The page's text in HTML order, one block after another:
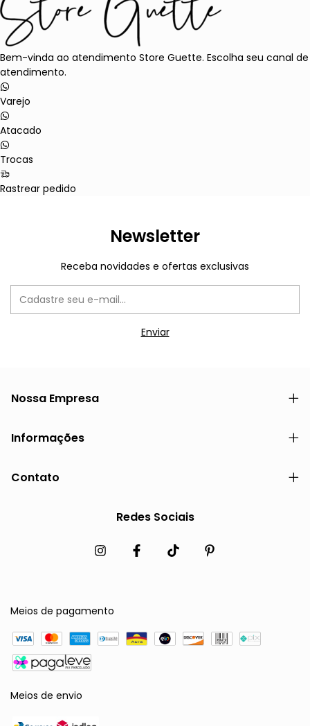
Bem-vinda ao atendimento Store Guette. Escolha seu canal de
atendimento.
Varejo
Atacado
Trocas
Rastrear pedido
Newsletter
Receba novidades e ofertas exclusivas
Nossa Empresa
Informações
Contato
Redes Sociais
Meios de pagamento
Meios de envio